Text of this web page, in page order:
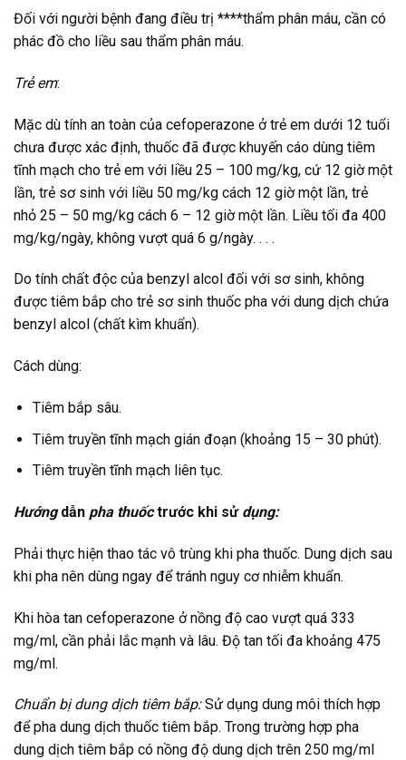
Đối với người bệnh đang điều trị ****thẩm phân máu, cần có
phác đồ cho liều sau thẩm phân máu.
Trẻ em:
Mặc dù tính an toàn của cefoperazone ở trẻ em dưới 12 tuổi
chưa được xác định, thuốc đã được khuyến cáo dùng tiêm
tĩnh mạch cho trẻ em với liều 25 – 100 mg/kg, cứ 12 giờ một
lần, trẻ sơ sinh với liều 50 mg/kg cách 12 giờ một lần, trẻ
nhỏ 25 – 50 mg/kg cách 6 – 12 giờ một lần. Liều tối đa 400
mg/kg/ngày, không vượt quá 6 g/ngày. . . .
Do tính chất độc của benzyl alcol đối với sơ sinh, không
được tiêm bắp cho trẻ sơ sinh thuốc pha với dung dịch chứa
benzyl alcol (chất kìm khuẩn).
Cách dùng:
Tiêm bắp sâu.
Tiêm truyền tĩnh mạch gián đoạn (khoảng 15 – 30 phút).
Tiêm truyền tĩnh mạch liên tục.
Hướngdẫn pha thuốctrước khi sử dụng:
Phải thực hiện thao tác vô trùng khi pha thuốc. Dung dịch sau
khi pha nên dùng ngay để tránh nguy cơ nhiễm khuẩn.
Khi hòa tan cefoperazone ở nồng độ cao vượt quá 333
mg/ml, cần phải lắc mạnh và lâu. Độ tan tối đa khoảng 475
mg/ml.
Chuẩn bị dung dịch tiêm bắp:Sử dụng dung môi thích hợp
để pha dung dịch thuốc tiêm bắp. Trong trường hợp pha
dung dịch tiêm bắp có nồng độ dung dịch trên 250 mg/ml